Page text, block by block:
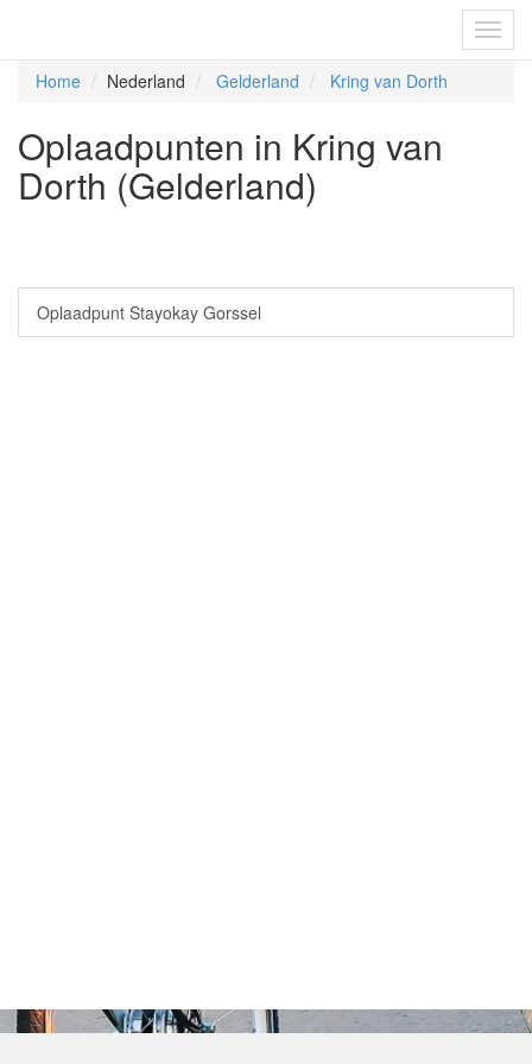
Home Nederland Gelderland Kring van Dorth
Oplaadpunten in Kring van
Dorth (Gelderland)
Oplaadpunt Stayokay Gorssel